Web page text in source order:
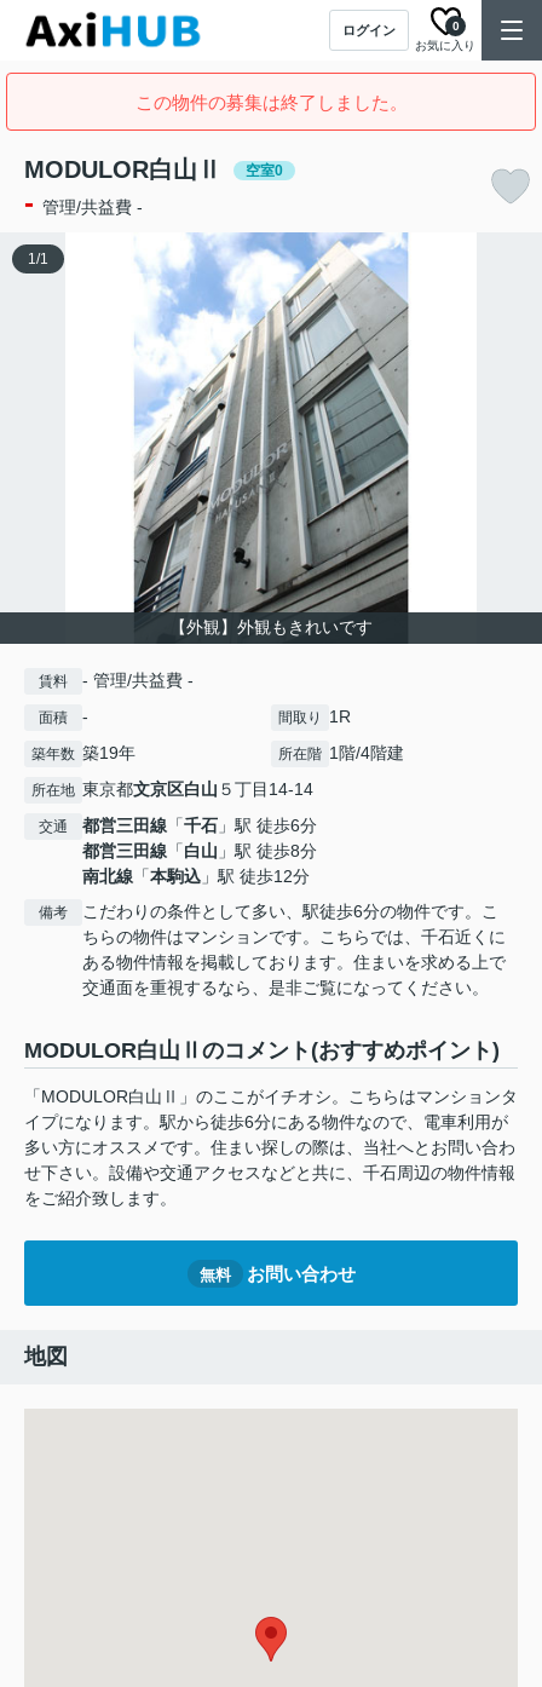
ログイン
お気に入り
0
この物件の募集は終了しました。
MODULOR白山Ⅱ 空室0
- 管理/共益費 -
【外観】外観もきれいです
1/1
賃料 - 管理/共益費 -
面積 - 間取り 1R
築年数 築19年 所在階 1階/4階建
所在地 東京都文京区白山 ５丁目14-14
交通 都営三田線 「千石 」駅 徒歩6分
都営三田線 「白山 」駅 徒歩8分
南北線 「本駒込 」駅 徒歩12分
備考
こだわりの条件として多い、駅徒歩6分の物件です。こ
ちらの物件はマンションです。こちらでは、千石近くに
ある物件情報を掲載しております。住まいを求める上で
交通面を重視するなら、是非ご覧になってください。
MODULOR白山Ⅱのコメント(おすすめポイント)
「MODULOR白山Ⅱ」のここがイチオシ。こちらはマンションタ
イプになります。駅から徒歩6分にある物件なので、電車利用が
多い方にオススメです。住まい探しの際は、当社へとお問い合わ
せ下さい。設備や交通アクセスなどと共に、千石周辺の物件情報
をご紹介致します。
無料 お問い合わせ
地図